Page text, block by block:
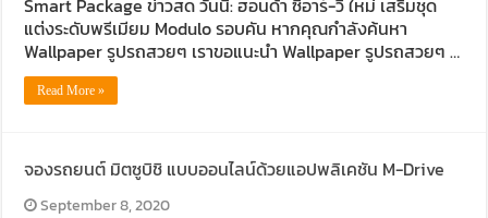
Smart Package ข่าวสด วันนี้: ฮอนด้า ซีอาร์-วี ใหม่ เสริมชุด
แต่งระดับพรีเมียม Modulo รอบคัน หากคุณกำลังค้นหา
Wallpaper รูปรถสวยๆ เราขอแนะนำ Wallpaper รูปรถสวยๆ …
Read More »
จองรถยนต์ มิตซูบิชิ แบบออนไลน์ด้วยแอปพลิเคชัน M-Drive
September 8, 2020